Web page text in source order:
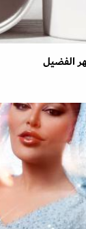
الفضيل